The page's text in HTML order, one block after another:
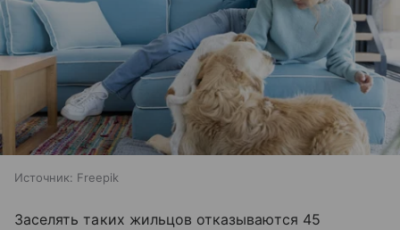
Источник: Freepik
Заселять таких жильцов отказываются 45